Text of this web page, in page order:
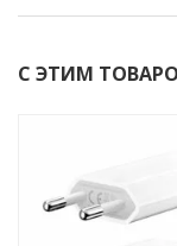
С ЭТИМ